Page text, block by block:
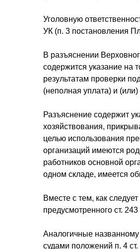
Уголовную
УК (п. 3 постановления
В разъяснении
содержится указание на
результатам проверки
(неполная уплата) и
Разъяснение содержит
хозяйствования,
целью использования
организаций имеются
работников основной
одном складе, имеется
Вместе с тем, как
предусмотренного ст.
Аналогичные
судами положений п. 4